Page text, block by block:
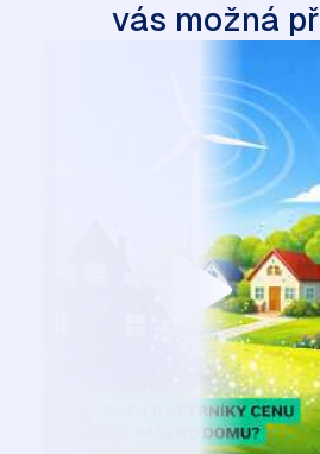
vás možná